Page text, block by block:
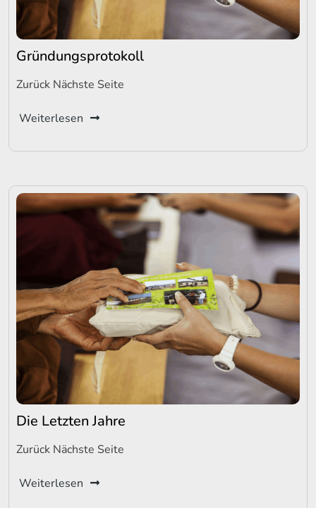
Gründungsprotokoll
Zurück Nächste Seite
Weiterlesen
Die Letzten Jahre
Zurück Nächste Seite
Weiterlesen